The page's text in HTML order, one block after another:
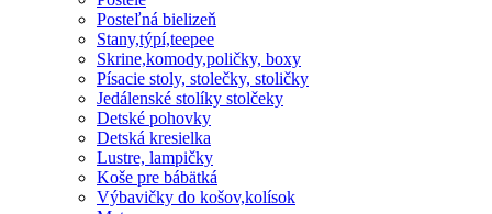
Posteľná bielizeň
Stany,týpí,teepee
Skrine,komody,poličky, boxy
Písacie stoly, stolečky, stoličky
Jedálenské stolíky stolčeky
Detské pohovky
Detská kresielka
Lustre, lampičky
Koše pre bábätká
Výbavičky do košov,kolísok